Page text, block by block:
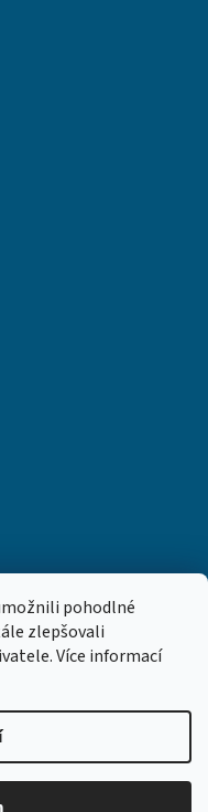
pohodlné
zlepšovali
Více informací